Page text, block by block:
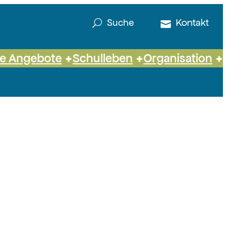
Suche Kontakt
Angebote Schulleben Organisation